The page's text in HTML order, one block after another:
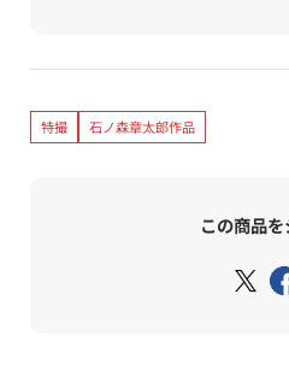
特撮 石ノ森章太郎作品
この商品